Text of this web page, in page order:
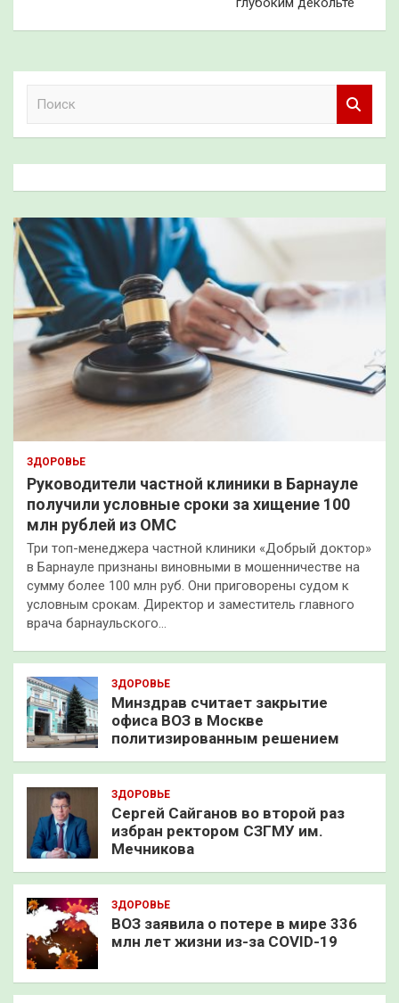
к
ЗДОРОВЬЕ
Руководители частной клиники в Барнауле
получили условные сроки за хищение 100
млн рублей из ОМС
Три топ-менеджера частной клиники «Добрый доктор»
в Барнауле признаны виновными в мошенничестве на
сумму более 100 млн руб. Они приговорены судом к
условным срокам. Директор и заместитель главного
врача барнаульского…
ЗДОРОВЬЕ
Минздрав считает закрытие
офиса ВОЗ в Москве
политизированным решением
ЗДОРОВЬЕ
Сергей Сайганов во второй раз
избран ректором СЗГМУ им.
Мечникова
ЗДОРОВЬЕ
ВОЗ заявила о потере в мире 336
млн лет жизни из-за COVID-19